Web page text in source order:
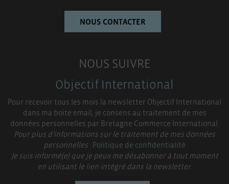
NOUS CONTACTER
NOUS SUIVRE
Objectif International
Pour recevoir tous les mois la newsletter Objectif International
dans ma boite email, je consens au traitement de mes
données personnelles par Bretagne Commerce International.
Pour plus d’informations sur le traitement de mes données
personnelles :Politique de confidentialité
Je suis informé(e) que je peux me désabonner à tout moment
en utilisant le lien intégré dans la newsletter.